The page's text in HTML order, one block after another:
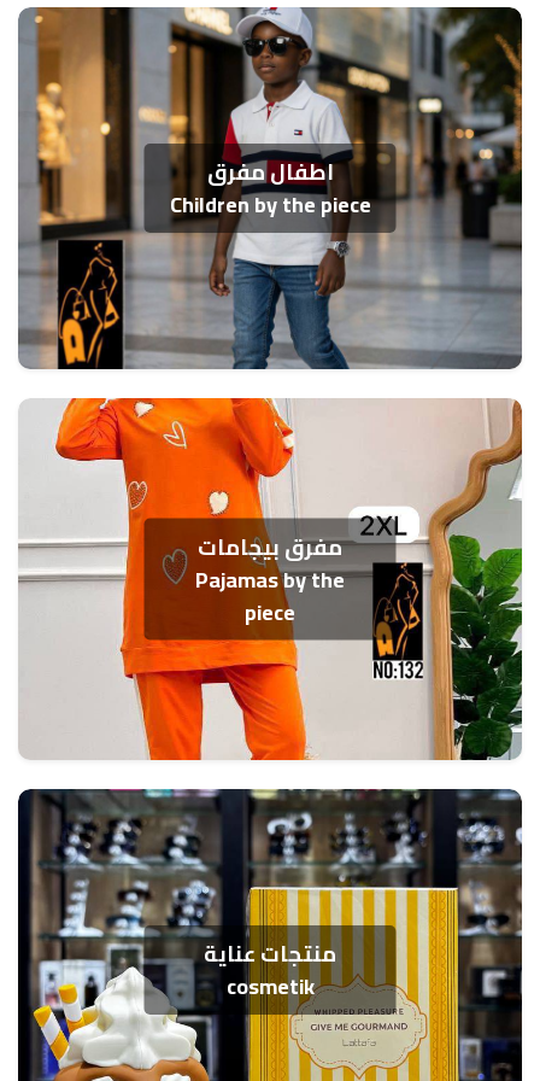
اطفال مفرق
Children by the piece
مفرق بيجامات
Pajamas by the
piece
منتجات عناية
cosmetik